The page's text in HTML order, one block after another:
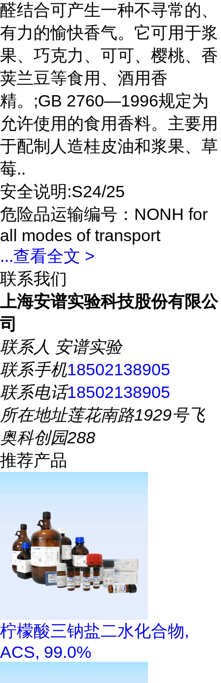
醛结合可产生一种不寻常的、
有力的愉快香气。它可用于浆
果、巧克力、可可、樱桃、香
荚兰豆等食用、酒用香
精。;GB 2760—1996规定为
允许使用的食用香料。主要用
于配制人造桂皮油和浆果、草
莓..
安全说明:S24/25
危险品运输编号：NONH for
all modes of transport
...查看全文 >
联系我们
上海安谱实验科技股份有限公
司
联系人 安谱实验
联系手机18502138905
联系电话18502138905
所在地址莲花南路1929号飞
奥科创园288
推荐产品
柠檬酸三钠盐二水化合物,
ACS, 99.0%